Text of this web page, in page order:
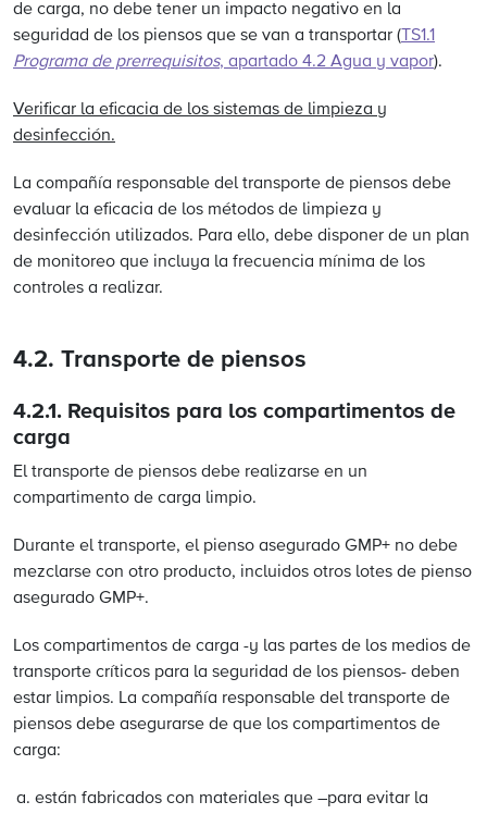
de carga, no debe tener un impacto negativo en la
seguridad de los piensos que se van a transportar ( TS1.1
Programa de prerrequisitos, apartado 4.2 Agua y vapor).
Verificar la eficacia de los sistemas de limpieza y
desinfección.
La compañía responsable del transporte de piensos debe
evaluar la eficacia de los métodos de limpieza y
desinfección utilizados. Para ello, debe disponer de un plan
de monitoreo que incluya la frecuencia mínima de los
controles a realizar.
4.2. Transporte de piensos
4.2.1. Requisitos para los compartimentos de
carga
El transporte de piensos debe realizarse en un
compartimento de carga limpio.
Durante el transporte, el pienso asegurado GMP+ no debe
mezclarse con otro producto, incluidos otros lotes de pienso
asegurado GMP+.
Los compartimentos de carga -y las partes de los medios de
transporte críticos para la seguridad de los piensos- deben
estar limpios. La compañía responsable del transporte de
piensos debe asegurarse de que los compartimentos de
carga:
están fabricados con materiales que –para evitar la